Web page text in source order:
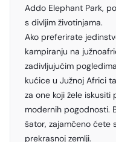
Addo Elephant Park,
s divljim životinjama.
Ako preferirate
kampiranju na
zadivljujućim
kućice u Južnoj Africi
za one koji žele
modernih pogodnosti.
šator, zajamčeno ćete
prekrasnoj zemlji.